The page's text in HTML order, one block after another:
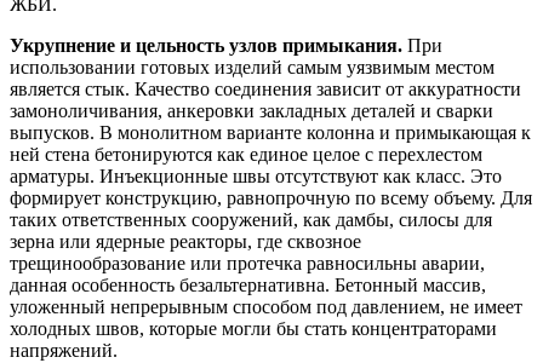
ЖБИ.
Укрупнение и цельность узлов примыкания. При
использовании готовых изделий самым уязвимым местом
является стык. Качество соединения зависит от аккуратности
замоноличивания, анкеровки закладных деталей и сварки
выпусков. В монолитном варианте колонна и примыкающая к
ней стена бетонируются как единое целое с перехлестом
арматуры. Инъекционные швы отсутствуют как класс. Это
формирует конструкцию, равнопрочную по всему объему. Для
таких ответственных сооружений, как дамбы, силосы для
зерна или ядерные реакторы, где сквозное
трещинообразование или протечка равносильны аварии,
данная особенность безальтернативна. Бетонный массив,
уложенный непрерывным способом под давлением, не имеет
холодных швов, которые могли бы стать концентраторами
напряжений.